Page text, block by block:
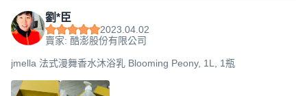
劉*臣
2023.04.02
賣家: 酷澎股份有限公司
jmella 法式漫舞香水沐浴乳 Blooming Peony, 1L, 1瓶